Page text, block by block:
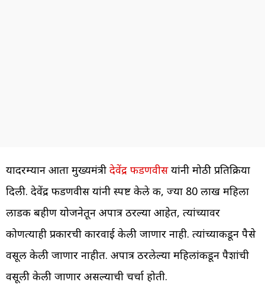
यादरम्यान आता मुख्यमंत्री देवेंद्र फडणवीसयांनी मोठी प्रतिक्रिया
दिली. देवेंद्र फडणवीस यांनी स्पष्ट केले की, ज्या 80 लाख महिला
लाडकी बहीण योजनेतून अपात्र ठरल्या आहेत, त्यांच्यावर
कोणत्याही प्रकारची कारवाई केली जाणार नाही. त्यांच्याकडून पैसे
वसूल केली जाणार नाहीत. अपात्र ठरलेल्या महिलांकडून पैशांची
वसूली केली जाणार असल्याची चर्चा होती.